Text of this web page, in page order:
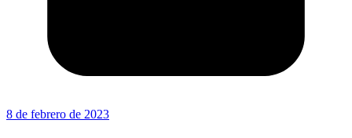
8 de febrero de 2023